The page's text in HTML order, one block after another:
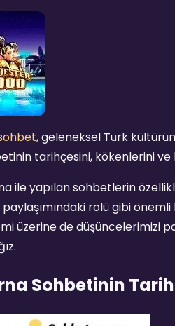
, geleneksel Türk
tarihçesini, kökenlerini
ile yapılan sohbetlerin
rolü gibi
üzerine de düşüncelerimizi
Sohbetinin